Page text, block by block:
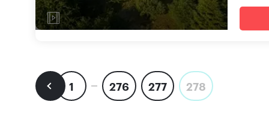
1 276 277 278